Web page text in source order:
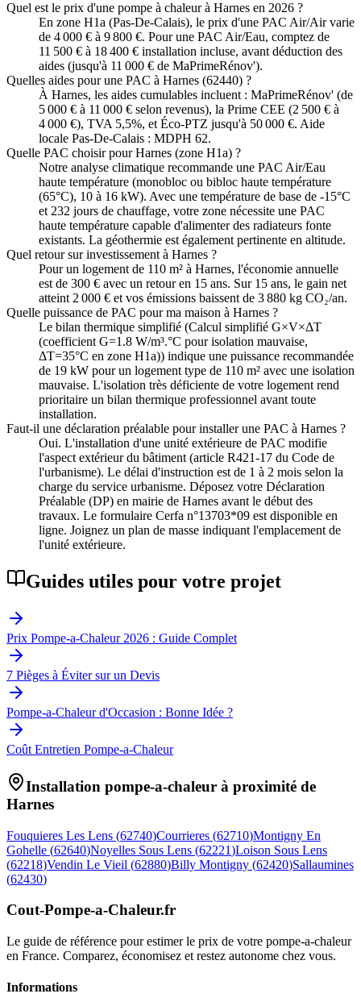
Quel est le prix d'une pompe à chaleur à Harnes en 2026 ?
En zone H1a (Pas-De-Calais), le prix d'une PAC Air/Air varie
de 4 000 € à 9 800 €. Pour une PAC Air/Eau, comptez de
11 500 € à 18 400 € installation incluse, avant déduction des
aides (jusqu'à 11 000 € de MaPrimeRénov').
Quelles aides pour une PAC à Harnes (62440) ?
À Harnes, les aides cumulables incluent : MaPrimeRénov' (de
5 000 € à 11 000 € selon revenus), la Prime CEE (2 500 € à
4 000 €), TVA 5,5%, et Éco-PTZ jusqu'à 50 000 €. Aide
locale Pas-De-Calais : MDPH 62.
Quelle PAC choisir pour Harnes (zone H1a) ?
Notre analyse climatique recommande une PAC Air/Eau
haute température (monobloc ou bibloc haute température
(65°C), 10 à 16 kW). Avec une température de base de -15°C
et 232 jours de chauffage, votre zone nécessite une PAC
haute température capable d'alimenter des radiateurs fonte
existants. La géothermie est également pertinente en altitude.
Quel retour sur investissement à Harnes ?
Pour un logement de 110 m² à Harnes, l'économie annuelle
est de 300 € avec un retour en 15 ans. Sur 15 ans, le gain net
atteint 2 000 € et vos émissions baissent de 3 880 kg CO₂/an.
Quelle puissance de PAC pour ma maison à Harnes ?
Le bilan thermique simplifié (Calcul simplifié G×V×ΔT
(coefficient G=1.8 W/m³.°C pour isolation mauvaise,
ΔT=35°C en zone H1a)) indique une puissance recommandée
de 19 kW pour un logement type de 110 m² avec une isolation
mauvaise. L'isolation très déficiente de votre logement rend
prioritaire un bilan thermique professionnel avant toute
installation.
Faut-il une déclaration préalable pour installer une PAC à Harnes ?
Oui. L'installation d'une unité extérieure de PAC modifie
l'aspect extérieur du bâtiment (article R421-17 du Code de
l'urbanisme). Le délai d'instruction est de 1 à 2 mois selon la
charge du service urbanisme. Déposez votre Déclaration
Préalable (DP) en mairie de Harnes avant le début des
travaux. Le formulaire Cerfa n°13703*09 est disponible en
ligne. Joignez un plan de masse indiquant l'emplacement de
l'unité extérieure.
Guides utiles pour votre projet
Prix Pompe-a-Chaleur 2026 : Guide Complet
7 Pièges à Éviter sur un Devis
Pompe-a-Chaleur d'Occasion : Bonne Idée ?
Coût Entretien Pompe-a-Chaleur
Installation pompe-a-chaleur à proximité de
Harnes
Fouquieres Les Lens (62740)Courrieres (62710)Montigny En
Gohelle (62640)Noyelles Sous Lens (62221)Loison Sous Lens
(62218)Vendin Le Vieil (62880)Billy Montigny (62420)Sallaumines
(62430)
Cout-Pompe-a-Chaleur.fr
Le guide de référence pour estimer le prix de votre pompe-a-chaleur
en France. Comparez, économisez et restez autonome chez vous.
Informations